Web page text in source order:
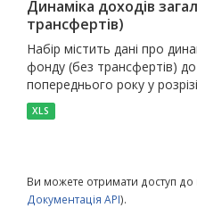
Динаміка доходів
трансфертів)
Набір містить дані про
фонду (без трансфертів) до
попереднього року у
XLS
Ви можете отримати доступ до
Документація API).